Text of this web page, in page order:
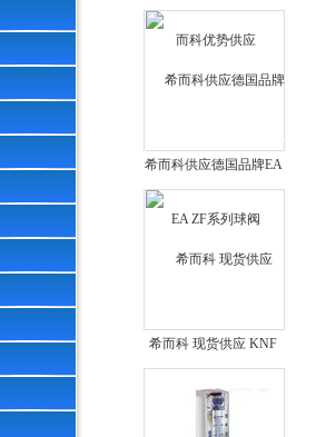
优势供应
希而科供应德国品牌EA
ZF系列球阀
希而科 现货供应 KNF
隔膜泵 NMP05KPDC